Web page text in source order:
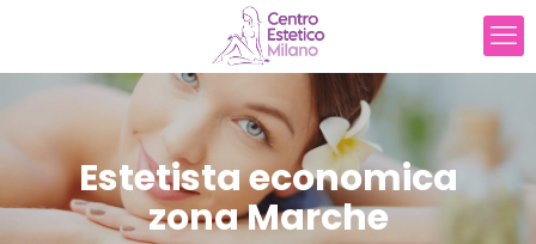
Estetista economica
zona Marche